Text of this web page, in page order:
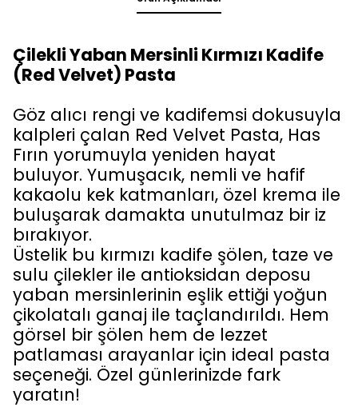
Çilekli Yaban Mersinli Kırmızı Kadife
(Red Velvet) Pasta
Göz alıcı rengi ve kadifemsi dokusuyla
kalpleri çalan Red Velvet Pasta, Has
Fırın yorumuyla yeniden hayat
buluyor. Yumuşacık, nemli ve hafif
kakaolu kek katmanları, özel krema ile
buluşarak damakta unutulmaz bir iz
bırakıyor.
Üstelik bu kırmızı kadife şölen, taze ve
sulu çilekler ile antioksidan deposu
yaban mersinlerinin eşlik ettiği yoğun
çikolatalı ganaj ile taçlandırıldı. Hem
görsel bir şölen hem de lezzet
patlaması arayanlar için ideal pasta
seçeneği. Özel günlerinizde fark
yaratın!